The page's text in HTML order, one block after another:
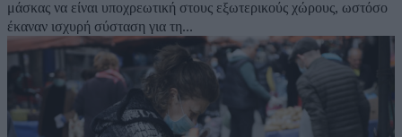
μάσκας να είναι υποχρεωτική στους εξωτερικούς χώρους, ωστόσο
έκαναν ισχυρή σύσταση για τη...